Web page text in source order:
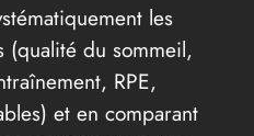
les
(qualité du sommeil,
RPE,
et en comparant